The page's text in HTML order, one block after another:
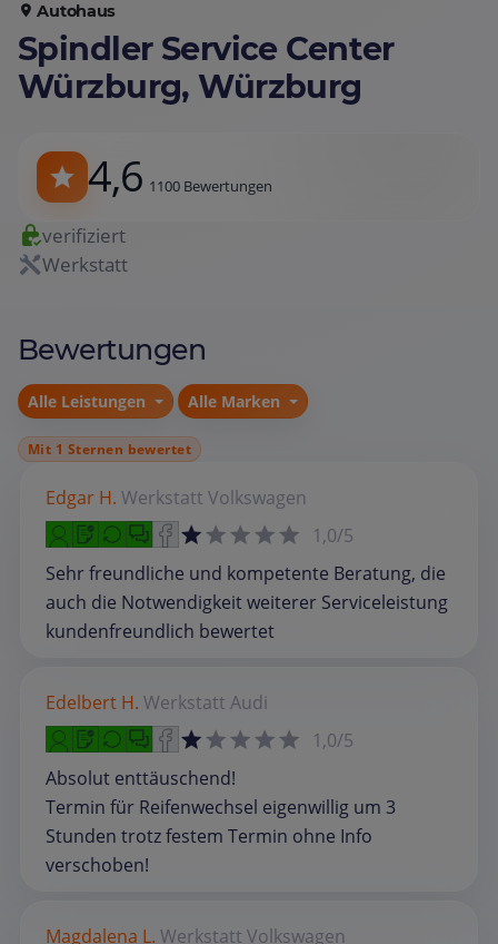
Autohaus
Spindler Service Center
Würzburg, Würzburg
4,6 1100 Bewertungen
verifiziert
Werkstatt
Bewertungen
Alle Leistungen Alle Marken
Mit 1 Sternen bewertet
Edgar H. Werkstatt Volkswagen
1,0/5
Sehr freundliche und kompetente Beratung, die
auch die Notwendigkeit weiterer Serviceleistung
kundenfreundlich bewertet
Edelbert H. Werkstatt Audi
1,0/5
Absolut enttäuschend!
Termin für Reifenwechsel eigenwillig um 3
Stunden trotz festem Termin ohne Info
verschoben!
Magdalena L. Werkstatt Volkswagen